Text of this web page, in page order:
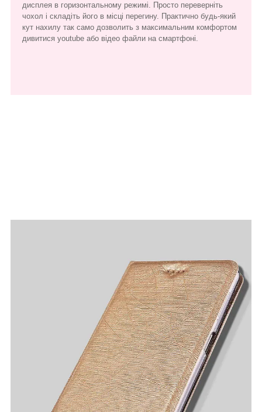
дисплея в горизонтальному режимі. Просто переверніть
чохол і складіть його в місці перегину. Практично будь-який
кут нахилу так само дозволить з максимальним комфортом
дивитися youtube або відео файли на смартфоні.